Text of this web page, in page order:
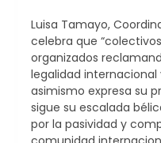
Luisa Tamayo,
celebra que
organizados
legalidad internacional
asimismo expresa su
sigue su escalada
por la pasividad y